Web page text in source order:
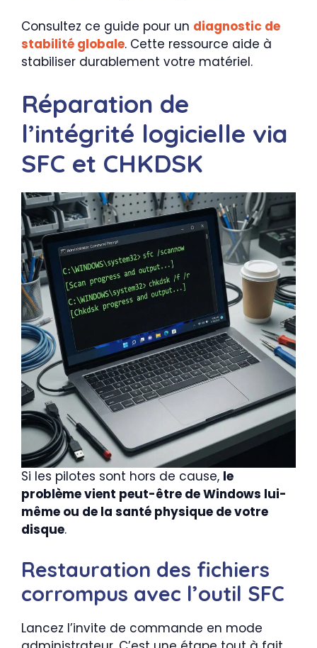
Consultez ce guide pour un diagnostic de
stabilité globale. Cette ressource aide à
stabiliser durablement votre matériel.
Réparation de
l’intégrité logicielle via
SFC et CHKDSK
Si les pilotes sont hors de cause, le
problème vient peut-être de Windows lui-
même ou de la santé physique de votre
disque.
Restauration des fichiers
corrompus avec l’outil SFC
Lancez l’invite de commande en mode